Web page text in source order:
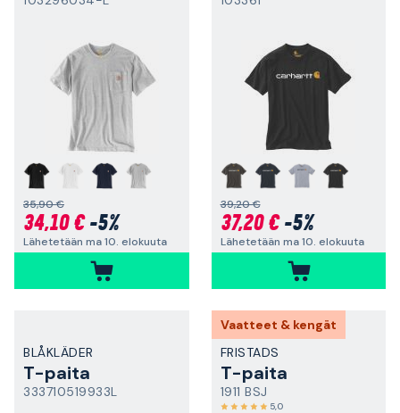
35,90 €
34,10 €-5%
Lähetetään ma 10. elokuuta
39,20 €
37,20 €-5%
Lähetetään ma 10. elokuuta
BLÅKLÄDER
T-paita
333710519933L
Vaatteet & kengät
FRISTADS
T-paita
1911 BSJ
5,0